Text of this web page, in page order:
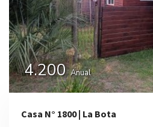
4.200Anual
Casa N° 1800 | La Bota